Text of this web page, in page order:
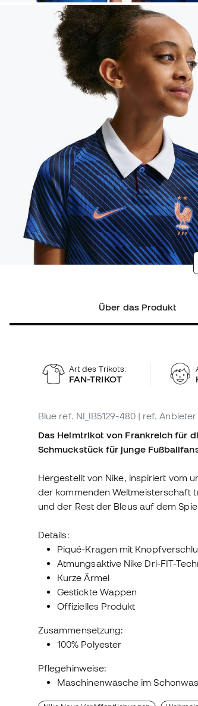
Über das Produkt
Art des Trikots:
FAN-TRIKOT
Blue ref. NI_IB5129-480 | ref. Anbieter
Das Heimtrikot von Frankreich für
Schmuckstück für junge
Hergestellt von Nike, inspiriert vom
der kommenden Weltmeisterschaft
und der Rest der Bleus auf dem
Details:
Piqué-Kragen mit
Atmungsaktive Nike Dri-FIT-
Kurze Ärmel
Gestickte Wappen
Offizielles Produkt
Zusammensetzung:
100% Polyester
Pflegehinweise:
Maschinenwäsche im